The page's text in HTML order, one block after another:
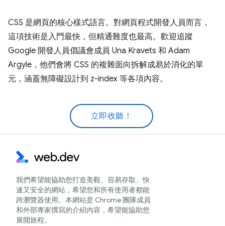
CSS 是網頁的核心樣式語言。對網頁程式開發人員而言，
這項技術是入門最快，但精通難度也最高。歡迎追蹤
Google 開發人員倡議會成員 Una Kravets 和 Adam
Argyle，他們會將 CSS 的複雜面向拆解成易於消化的單
元，涵蓋無障礙設計到 z-index 等各項內容。
立即收聽！
我們希望能協助您打造美觀、容易存取、快
速又安全的網站，希望您和所有使用者都能
跨瀏覽器使用。本網站是 Chrome 團隊成員
和外部專家撰寫的介紹內容，希望能協助您
展開旅程。